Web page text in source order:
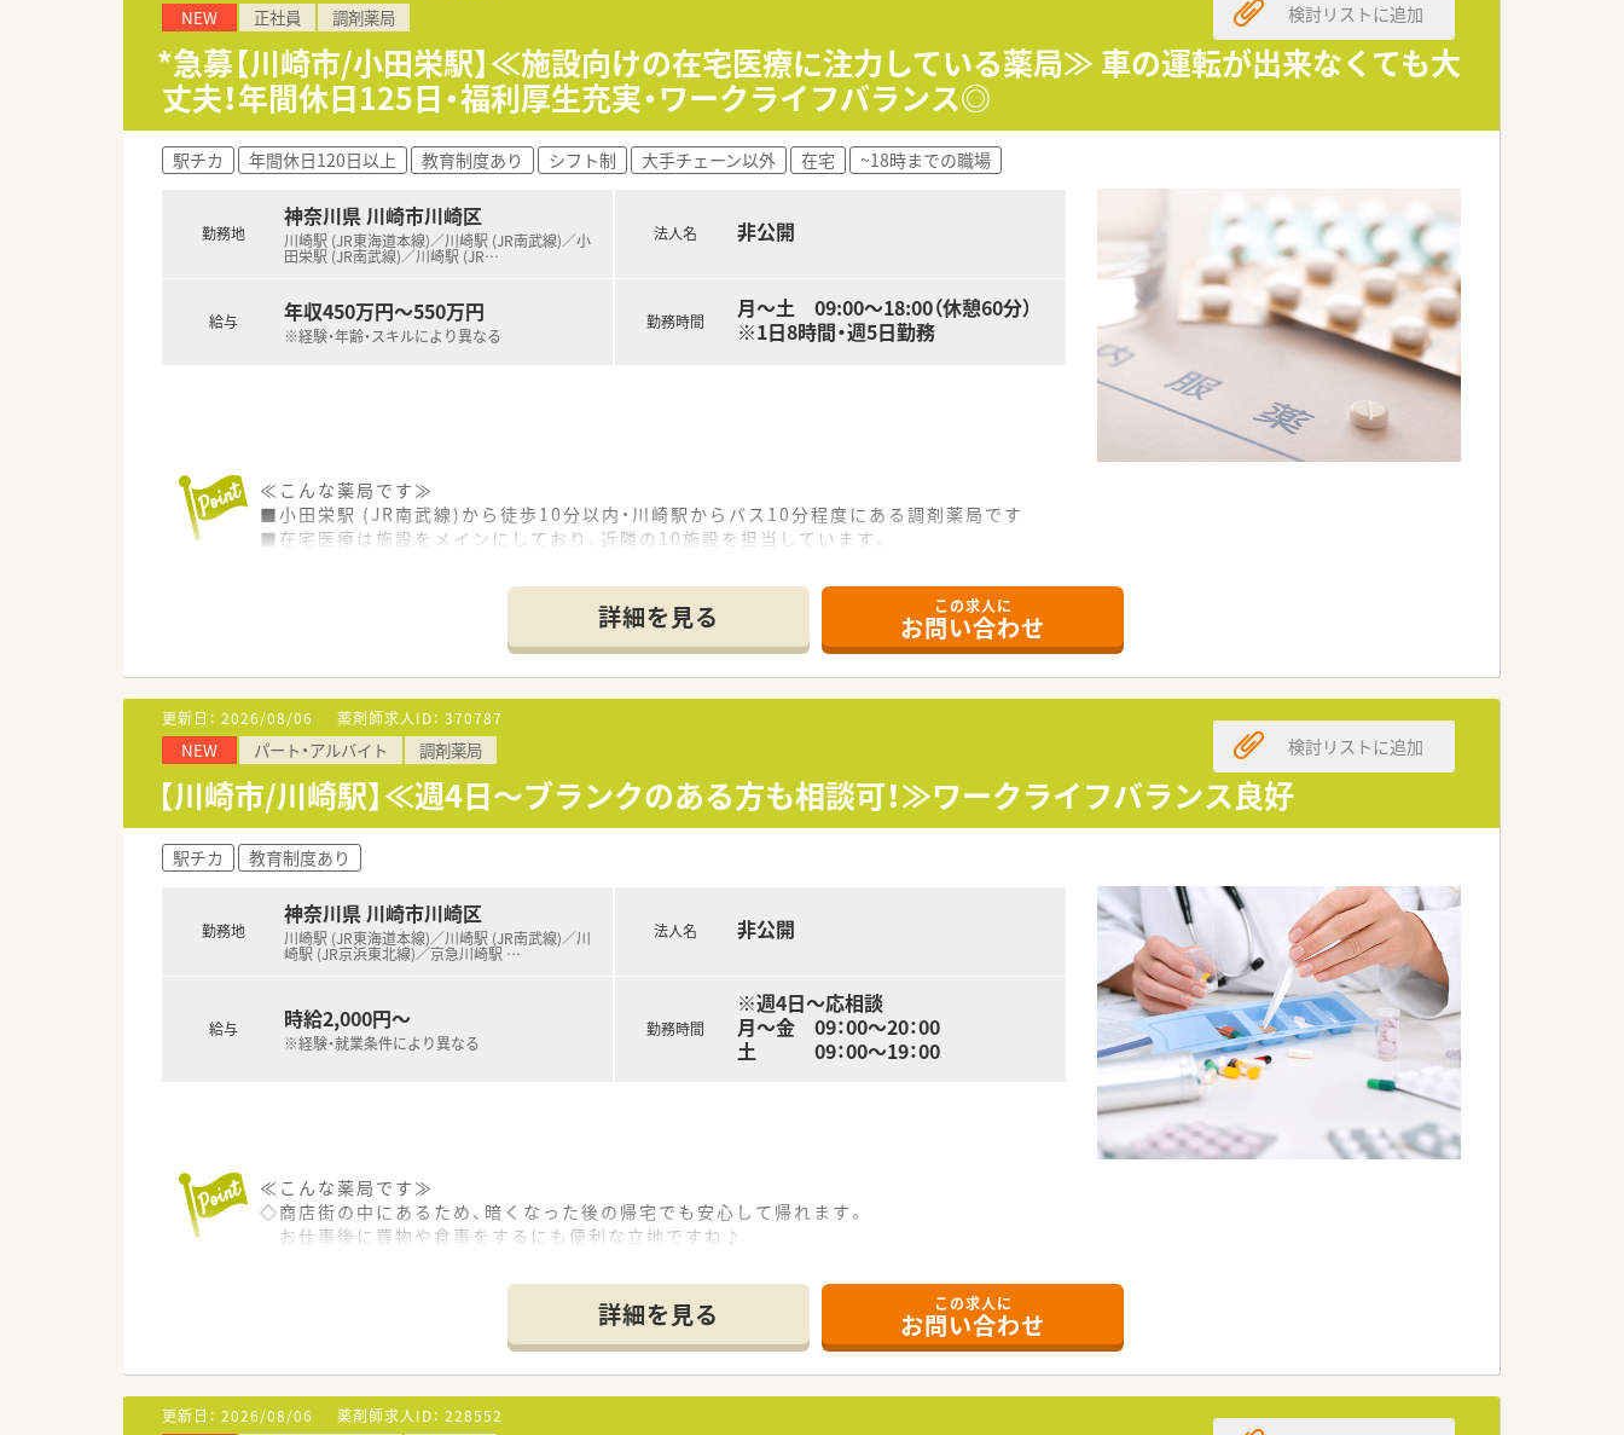
【想定されるキャリアイメージ】
■入社後は専用の調剤研修センターにて実戦形式の研修を受けられるため、ブランクがある方や経験が浅い方も着実に成長できます。
■現場での経験を積んだ後は、最短2年目で管理薬剤師へ昇格できるチャンスがあり、将来はマネジメント職への道も開かれています。
■現場薬剤師としての専門性を極めるだけでなく、本社のバイヤー職や教育担当など、大手ならではの多彩なキャリアパスが存在しま
す。
【こんな取り組みをしています】
■出産や育児を支援する制度が非常に充実しており、お子様が小学校3年生の学年末まで5時間の時短勤務を利用することが可能です。
■妊娠中から勤務時間の希望を考慮する制度や、妊産婦検診時に公休や有給を消費せずに受診できる独自のサポートも実施しています。
■5日連続休暇制度の取得率は97.6％に達しており、プライベートでのリフレッシュを会社全体で後押しする文化が根付いています。
NEW 正社員 調剤薬局
*急募【川崎市/小田栄駅】≪施設向けの在宅医療に注力している薬局≫ 車の運転が出来なくても大
丈夫！年間休日125日・福利厚生充実・ワークライフバランス◎
検討リストに追加
駅チカ 年間休日120日以上 教育制度あり シフト制 大手チェーン以外 在宅 ~18時までの職場
勤務地
神奈川県 川崎市川崎区
川崎駅 (JR東海道本線)／川崎駅 (JR南武線)／小
田栄駅 (JR南武線)／川崎駅 (JR…
給与 年収450万円～550万円
※経験・年齢・スキルにより異なる
法人名 非公開
勤務時間
月～土 09:00～18:00（休憩60分）
※1日8時間・週5日勤務
≪こんな薬局です≫
■小田栄駅 (JR南武線)から徒歩10分以内・川崎駅からバス10分程度にある調剤薬局です
■在宅医療は施設をメインにしており、近隣の10施設を担当しています。
■処方箋・施設増加のため増員募集となります
■神奈川県中心に広域で約50店舗展開する調剤薬局です。
■在宅は業界でも先駆者的立場にあり、特化型の店舗も8件あります。本門診療に同行もしており、多職種連携を学べます。
無菌調剤室（クリーンベンチ）を持つ薬局は4店舗あり、在宅スキルを満遍なく身に着けられる環境です。
■最先端ITの積極導入や事務業務のセンター化によって、業務効率化にも注力しており、薬剤師の専門性のある業務に集中できます。
■教育・研修制度も魅力です。在宅・外来の臨床現場で活躍するエキスパートや、薬局運営・マネジメントを行う薬局長を目指す、各研修
制度が整っています。
その他にも、学術部・教育研修部・人事部といった本部の一員として活躍される方も多く、希望を聞いて1年目から薬局業務をしながら本
社部門の部署に在籍している方もいます。
■新卒採用も行っており、20～40代の世代が多く活躍しています！
≪福利厚生≫
■年間休日は125日あり、オンオフをしっかり切り替えられます。
夏期休暇：6月～9月の間に3日間のお休みを取得できます。
■えるぼし認定企業で、女性が活躍できる環境として太鼓判を押せます。
女性の育休取得率は100％＆2023年度は復帰率も100%で、ライフイベントがあっても長く働き続けられる会社です。
■社内預金制度や各種見舞金、提携保養所など大手並みの制度充実で末永く働ける環境を整えています。
■OJTはもちろん【在宅】【薬局オペレーション（マネジメント）】【かかりつけ】の3つを学び、将来的には現場のエキスパートや薬局長を
目指せるよう研修プログラムを組んでいます
■店舗のマネジメントだけではなく、学術部・教育研修部・人事部などの本部機能へのキャリアパスもあります
■在宅の経験者または外来経験のみでも在宅をしっかり学びたい方歓迎！
自動車運転は出来なくても大丈夫です♪
詳細を見る この求人に
お問い合わせ
更新日： 2026/08/06 薬剤師求人ID： 370787
NEW パート・アルバイト 調剤薬局
【川崎市/川崎駅】≪週4日～ブランクのある方も相談可！≫ワークライフバランス良好
検討リストに追加
駅チカ 教育制度あり
勤務地
神奈川県 川崎市川崎区
川崎駅 (JR東海道本線)／川崎駅 (JR南武線)／川
崎駅 (JR京浜東北線)／京急川崎駅 …
給与 時給2,000円～
※経験・就業条件により異なる
法人名 非公開
勤務時間
※週4日～応相談
月～金 09：00～20：00
土 09：00～19：00
≪こんな薬局です≫
◇商店街の中にあるため、暗くなった後の帰宅でも安心して帰れます。
お仕事後に買物や食事をするにも便利な立地ですね♪
◇ブランクをお持ちの方にも丁寧に教えてくれるので安心。
詳細を見る この求人に
お問い合わせ
更新日： 2026/08/06 薬剤師求人ID： 228552